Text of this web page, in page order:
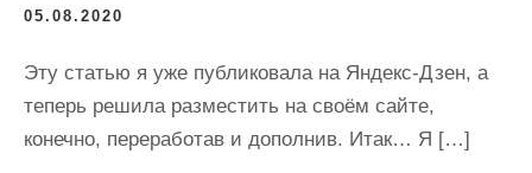
05.08.2020
Эту статью я уже публиковала на Яндекс-Дзен, а
теперь решила разместить на своём сайте,
конечно, переработав и дополнив. Итак… Я […]